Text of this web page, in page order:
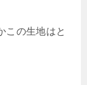
この生地はと